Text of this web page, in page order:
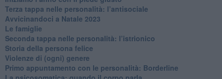
​Terza tappa nelle personalità: l’antisociale
​Avvicinandoci a Natale 2023
Le famiglie
Seconda tappa nelle personalità: l’istrionico
​Storia della persona felice
Violenze di (ogni) genere
​Primo appuntamento con le personalità: Borderline